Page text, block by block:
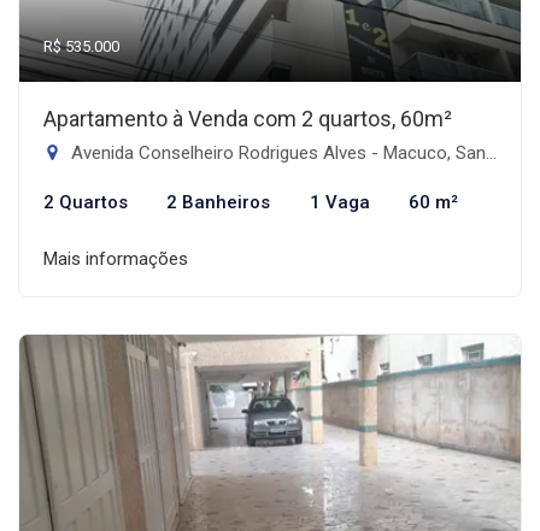
R$ 535.000
Apartamento à Venda com 2 quartos, 60m²
Avenida Conselheiro Rodrigues Alves - Macuco, Santos-SP
2 Quartos 2 Banheiros 1 Vaga 60 m²
Mais informações